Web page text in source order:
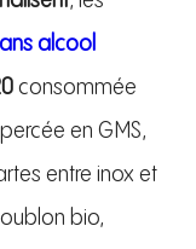
alcool
consommée
en GMS,
entre inox et
bio,